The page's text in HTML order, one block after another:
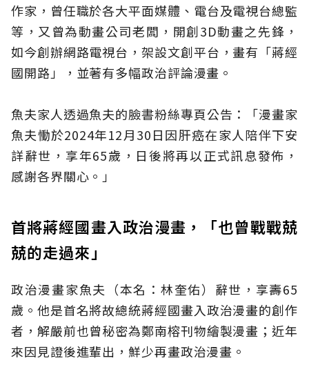
作家，曾任職於各大平面媒體、電台及電視台總監
等，又曾為動畫公司老闆，開創3D動畫之先鋒，
如今創辦網路電視台，架設文創平台，畫有「蔣經
國開路」，並著有多幅政治評論漫畫。
魚夫家人透過魚夫的臉書粉絲專頁公告：「漫畫家
魚夫慟於2024年12月30日因肝癌在家人陪伴下安
詳辭世，享年65歲，日後將再以正式訊息發佈，
感謝各界關心。」
首將蔣經國畫入政治漫畫，「也曾戰戰兢
兢的走過來」
政治漫畫家魚夫（本名：林奎佑）辭世，享壽65
歲。他是首名將故總統蔣經國畫入政治漫畫的創作
者，解嚴前也曾秘密為鄭南榕刊物繪製漫畫；近年
來因見證後進輩出，鮮少再畫政治漫畫。